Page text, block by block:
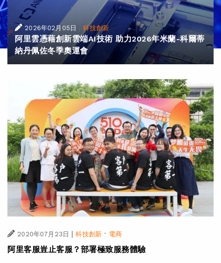
2026年02月05日 |科技創新
阿里雲憑藉創新雲端AI技術 助力2026年米蘭-科爾蒂
納丹佩佐冬季奧運會
2020年07月23日 | 科技創新 · 電商
阿里客服豈止客服？部署極致服務體驗